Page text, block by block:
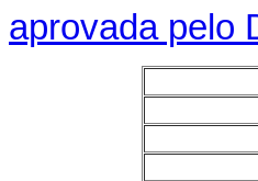
aprovada pelo